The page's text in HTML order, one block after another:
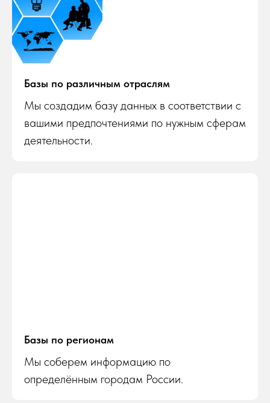
Базы по различным отраслям
Мы создадим базу данных в соответствии с
вашими предпочтениями по нужным сферам
деятельности.
Базы по регионам
Мы соберем информацию по
определённым городам России.